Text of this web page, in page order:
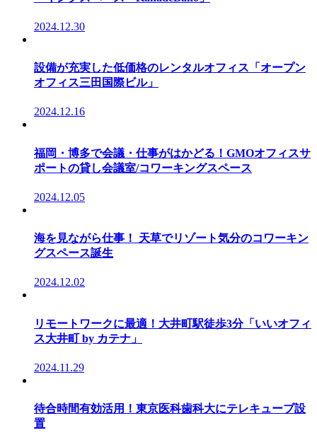
2024.12.30
設備が充実した低価格のレンタルオフィス「オープン
オフィス三田国際ビル」
2024.12.16
福岡・博多で会議・仕事がはかどる！GMOオフィスサ
ポートの貸し会議室/コワーキングスペース
2024.12.05
海を見ながら仕事！ 天草でリゾート気分のコワーキン
グスペース誕生
2024.12.02
リモートワークに最適！大井町駅徒歩3分「いいオフィ
ス大井町 by カテナ」
2024.11.29
待合時間有効活用！東京医科歯科大にテレキューブ設
置